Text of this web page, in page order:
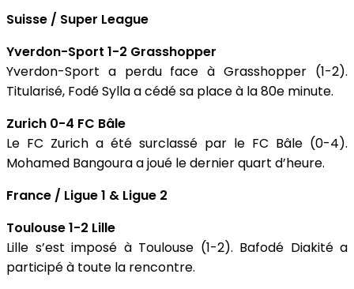
Suisse / Super League
Yverdon-Sport 1-2 Grasshopper
Yverdon-Sport a perdu face à Grasshopper (1-2).
Titularisé, Fodé Sylla a cédé sa place à la 80e minute.
Zurich 0-4 FC Bâle
Le FC Zurich a été surclassé par le FC Bâle (0-4).
Mohamed Bangoura a joué le dernier quart d’heure.
France / Ligue 1 & Ligue 2
Toulouse 1-2 Lille
Lille s’est imposé à Toulouse (1-2). Bafodé Diakité a
participé à toute la rencontre.